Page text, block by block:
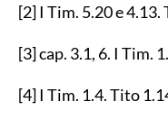
[2]I Tim. 5.20e4.13.
[3]cap. 3.1, 6. I Tim.
[4]I Tim. 1.4. Tito